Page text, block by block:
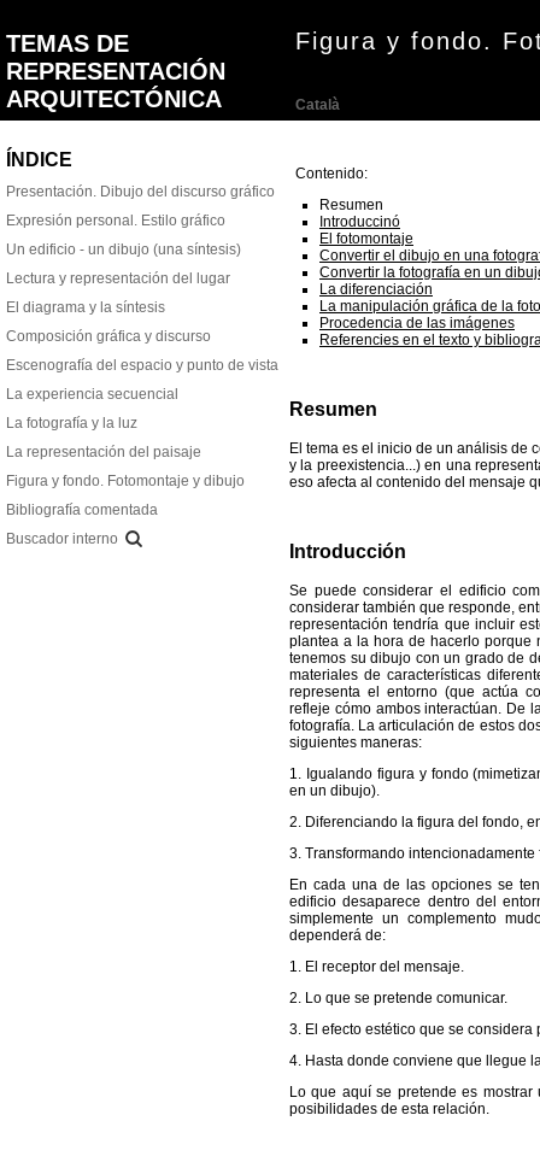
Figura y fondo.
Català
Contenido:
Resumen
Introduccinó
El fotomontaje
Convertir el dibujo en una
Convertir la fotografía en un
La diferenciación
La manipulación gráfica de la
Procedencia de las imágenes
Referencies en el texto y
Resumen
El tema es el inicio de un análisis de
y la preexistencia...) en una
eso afecta al contenido del mensaje
Introducción
Se puede considerar el edificio
considerar también que responde,
representación tendría que incluir
plantea a la hora de hacerlo porque
tenemos su dibujo con un grado de
materiales de características
representa el entorno (que actúa
refleje cómo ambos interactúan. De
fotografía. La articulación de estos
siguientes maneras:
1. Igualando figura y fondo
en un dibujo).
2. Diferenciando la figura del fondo,
3. Transformando
En cada una de las opciones se
edificio desaparece dentro del
simplemente un complemento
dependerá de:
1. El receptor del mensaje.
2. Lo que se pretende comunicar.
3. El efecto estético que se considera
4. Hasta donde conviene que llegue
Lo que aquí se pretende es
posibilidades de esta relación.